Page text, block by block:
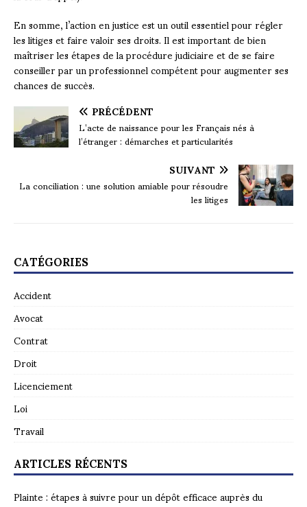
En somme, l’action en justice est un outil essentiel pour régler
les litiges et faire valoir ses droits. Il est important de bien
maîtriser les étapes de la procédure judiciaire et de se faire
conseiller par un professionnel compétent pour augmenter ses
chances de succès.
PRÉCÉDENT
L’acte de naissance pour les Français nés à
l’étranger : démarches et particularités
SUIVANT
La conciliation : une solution amiable pour résoudre
les litiges
CATÉGORIES
Accident
Avocat
Contrat
Droit
Licenciement
Loi
Travail
ARTICLES RÉCENTS
Plainte : étapes à suivre pour un dépôt efficace auprès du